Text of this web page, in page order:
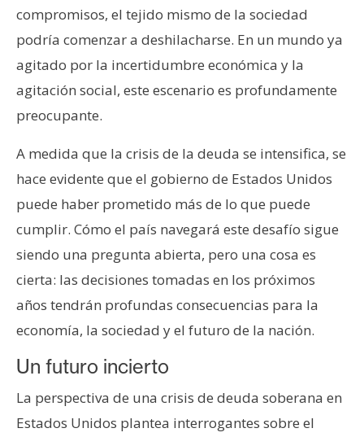
compromisos, el tejido mismo de la sociedad
podría comenzar a deshilacharse. En un mundo ya
agitado por la incertidumbre económica y la
agitación social, este escenario es profundamente
preocupante.
A medida que la crisis de la deuda se intensifica, se
hace evidente que el gobierno de Estados Unidos
puede haber prometido más de lo que puede
cumplir. Cómo el país navegará este desafío sigue
siendo una pregunta abierta, pero una cosa es
cierta: las decisiones tomadas en los próximos
años tendrán profundas consecuencias para la
economía, la sociedad y el futuro de la nación.
Un futuro incierto
La perspectiva de una crisis de deuda soberana en
Estados Unidos plantea interrogantes sobre el